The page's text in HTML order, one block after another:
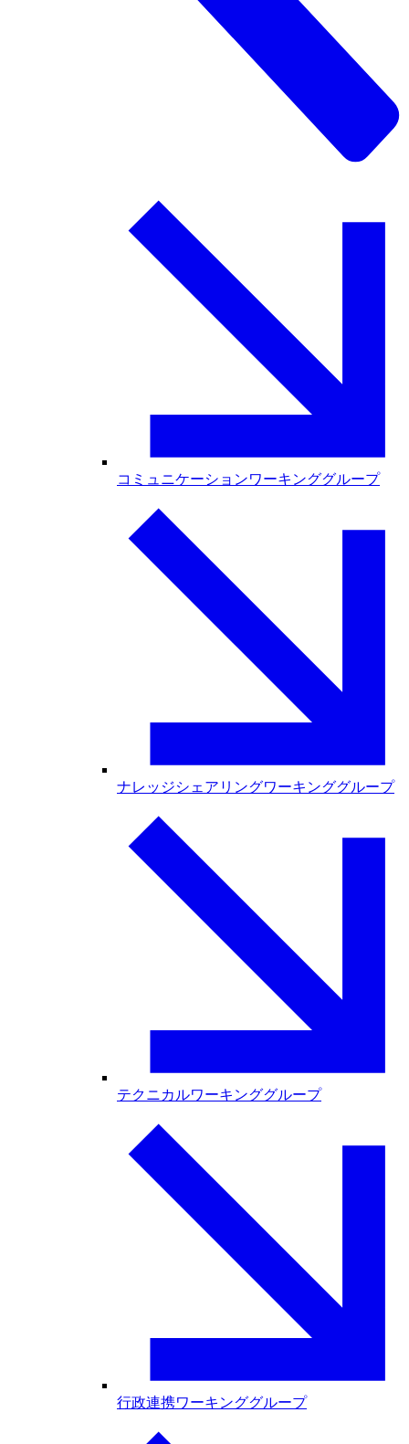
コミュニケーションワーキンググループ
ナレッジシェアリングワーキンググループ
テクニカルワーキンググループ
行政連携ワーキンググループ